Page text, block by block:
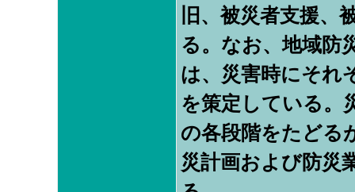
旧、被災者支援、
る。なお、地域防
は、災害時にそれ
を策定している。
の各段階をたどる
災計画および防災